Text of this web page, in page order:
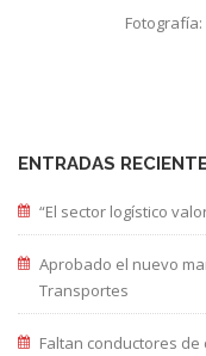
Fotografía:
ENTRADAS
“El sector logístico
Aprobado el nuevo
Transportes
Faltan conductores